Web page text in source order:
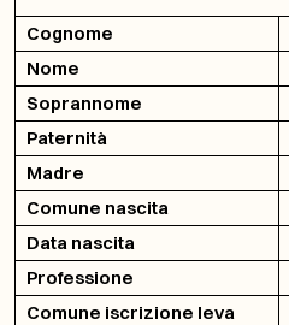
Cognome
Nome
Soprannome
Paternità
Madre
Comune nascita
Data nascita
Professione
Comune iscrizione leva